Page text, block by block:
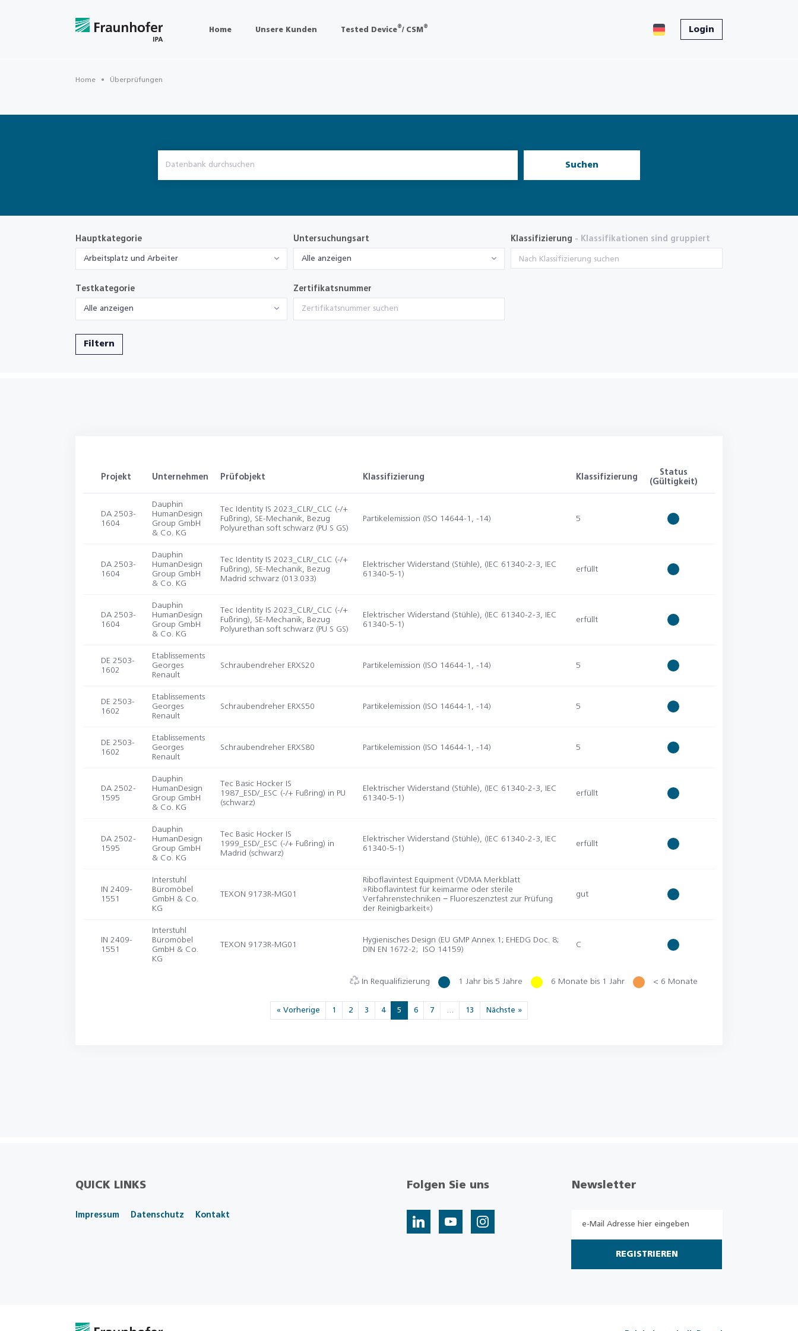
Home Unsere Kunden Tested Device®/ CSM ® Login
Home Überprüfungen
Suchen
Hauptkategorie
Arbeitsplatz und Arbeiter
Untersuchungsart
Alle anzeigen
Testkategorie
Alle anzeigen
Zertifikatsnummer
Klassifizierung - Klassifikationen sind gruppiert
Filtern
Projekt Unternehmen Prüfobjekt Klassifizierung Klassifizierung
Status
(Gültigkeit)
DA 2503-
1604
Dauphin
HumanDesign
Group GmbH
& Co. KG
Tec Identity IS 2023_CLR/_CLC (-/+
Fußring), SE-Mechanik, Bezug
Polyurethan soft schwarz (PU S GS)
Partikelemission (ISO 14644-1, -14) 5
DA 2503-
1604
Dauphin
HumanDesign
Group GmbH
& Co. KG
Tec Identity IS 2023_CLR/_CLC (-/+
Fußring), SE-Mechanik, Bezug
Madrid schwarz (013.033)
Elektrischer Widerstand (Stühle), (IEC 61340-2-3, IEC
61340-5-1)
erfüllt
DA 2503-
1604
Dauphin
HumanDesign
Group GmbH
& Co. KG
Tec Identity IS 2023_CLR/_CLC (-/+
Fußring), SE-Mechanik, Bezug
Polyurethan soft schwarz (PU S GS)
Elektrischer Widerstand (Stühle), (IEC 61340-2-3, IEC
61340-5-1)
erfüllt
DE 2503-
1602
Etablissements
Georges
Renault
Schraubendreher ERXS20 Partikelemission (ISO 14644-1, -14) 5
DE 2503-
1602
Etablissements
Georges
Renault
Schraubendreher ERXS50 Partikelemission (ISO 14644-1, -14) 5
DE 2503-
1602
Etablissements
Georges
Renault
Schraubendreher ERXS80 Partikelemission (ISO 14644-1, -14) 5
DA 2502-
1595
Dauphin
HumanDesign
Group GmbH
& Co. KG
Tec Basic Hocker IS
1987_ESD/_ESC (-/+ Fußring) in PU
(schwarz)
Elektrischer Widerstand (Stühle), (IEC 61340-2-3, IEC
61340-5-1)
erfüllt
DA 2502-
1595
Dauphin
HumanDesign
Group GmbH
& Co. KG
Tec Basic Hocker IS
1999_ESD/_ESC (-/+ Fußring) in
Madrid (schwarz)
Elektrischer Widerstand (Stühle), (IEC 61340-2-3, IEC
61340-5-1)
erfüllt
IN 2409-
1551
Interstuhl
Büromöbel
GmbH & Co.
KG
TEXON 9173R-MG01
Riboflavintest Equipment (VDMA Merkblatt
»Riboflavintest für keimarme oder sterile
Verfahrenstechniken − Fluoreszenztest zur Prüfung
der Reinigbarkeit«)
gut
IN 2409-
1551
Interstuhl
Büromöbel
GmbH & Co.
KG
TEXON 9173R-MG01
Hygienisches Design (EU GMP Annex 1; EHEDG Doc. 8;
DIN EN 1672-2; ISO 14159)
C
In Requalifizierung 1 Jahr bis 5 Jahre 6 Monate bis 1 Jahr < 6 Monate
« Vorherige 1 2 3 4 5 6 7 … 13 Nächste »
QUICK LINKS
Impressum Datenschutz Kontakt
Folgen Sie uns Newsletter
REGISTRIEREN